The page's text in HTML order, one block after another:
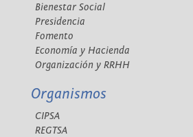
Bienestar Social
Presidencia
Fomento
Economía y Hacienda
Organización y RRHH
Organismos
CIPSA
REGTSA